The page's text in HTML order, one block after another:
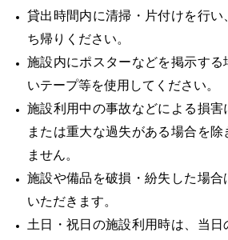
貸出時間内に清掃・片付けを行
ち帰りください。
施設内にポスターなどを掲示する
いテープ等を使用してください。
施設利用中の事故などによる損
または重大な過失がある場合を
ません。
施設や備品を破損・紛失した場合
いただきます。
土日・祝日の施設利用時は、当